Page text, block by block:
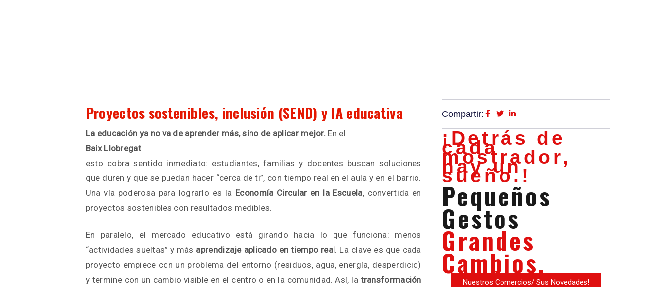
Proyectos sostenibles, inclusión (SEND) y IA educativa
La educación ya no va de aprender más, sino de aplicar mejor. En el
Baix Llobregat
esto cobra sentido inmediato: estudiantes, familias y docentes buscan soluciones
que duren y que se puedan hacer “cerca de ti”, con tiempo real en el aula y en el barrio.
Una vía poderosa para lograrlo es la Economía Circular en la Escuela, convertida en
proyectos sostenibles con resultados medibles.
En paralelo, el mercado educativo está girando hacia lo que funciona: menos
“actividades sueltas” y más aprendizaje aplicado en tiempo real. La clave es que cada
proyecto empiece con un problema del entorno (residuos, agua, energía, desperdicio)
y termine con un cambio visible en el centro o en la comunidad. Así, la transformación
Compartir:
¡Detrás de
cada
mostrador,
hay un
sueño.!
Pequeños
Gestos
Grandes
Cambios.
Nuestros Comercios/ Sus Novedades!